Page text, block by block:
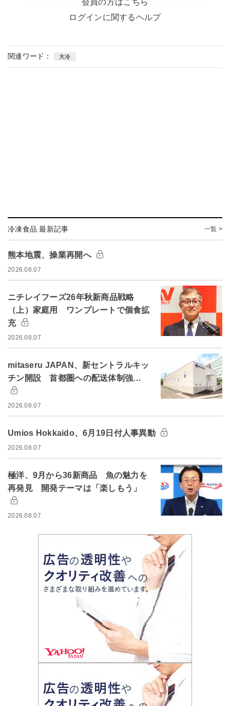
会員の方はこちら
ログインに関するヘルプ
関連ワード： 大冷
冷凍食品 最新記事 一覧 >
熊本地震、操業再開へ
2026.08.07
ニチレイフーズ26年秋新商品戦略
（上）家庭用 ワンプレートで個食拡
充
2026.08.07
mitaseru JAPAN、新セントラルキッ
チン開設 首都圏への配送体制強…
2026.08.07
Umios Hokkaido、6月19日付人事異動
2026.08.07
極洋、9月から36新商品 魚の魅力を
再発見 開発テーマは「楽しもう」
2026.08.07